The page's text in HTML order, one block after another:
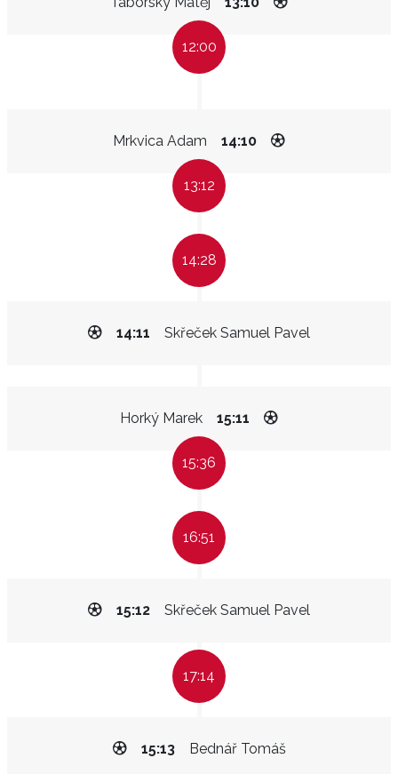
12:00
Mrkvica Adam 14:10
13:12
14:28
Skřeček Samuel Pavel
14:11
Horký Marek 15:11
15:36
16:51
Skřeček Samuel Pavel
15:12
17:14
Bednář Tomáš
15:13